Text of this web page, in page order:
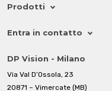
Prodotti
Entra in contatto
DP Vision - Milano
Via Val D’Ossola, 23
20871 – Vimercate (MB)